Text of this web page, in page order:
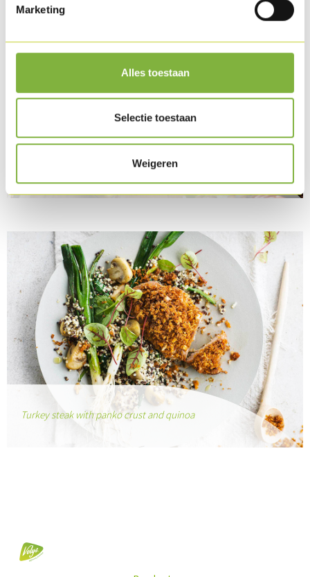
Marketing
Alles toestaan
Selectie toestaan
Weigeren
Summer hamburger with Turkey beef slice
Turkey steak with panko crust and quinoa